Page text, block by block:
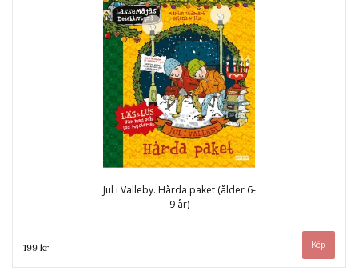
Jul i Valleby. Hårda paket (ålder 6-
9 år)
199 kr